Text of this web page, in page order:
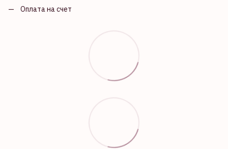
Оплата на счет